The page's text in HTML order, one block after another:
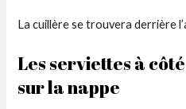
La cuillère se trouvera derrière
Les serviettes à
sur la nappe